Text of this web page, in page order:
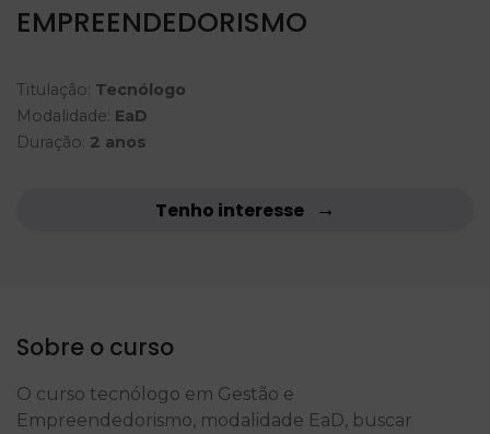
EMPREENDEDORISMO
Titulação: Tecnólogo
Modalidade: EaD
Duração: 2 anos
Tenho interesse
Sobre o curso
O curso tecnólogo em Gestão e
Empreendedorismo, modalidade EaD, buscar